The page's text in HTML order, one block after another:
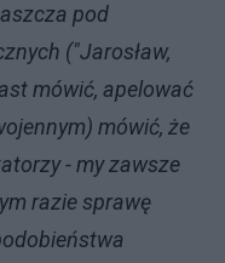
pod
("Jarosław,
mówić, apelować
mówić, że
- my zawsze
razie sprawę